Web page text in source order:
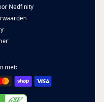
Nedfinity
met: